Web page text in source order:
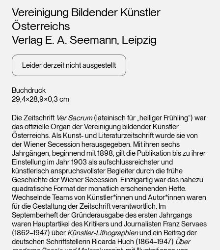
Buchdruck
29,4×28,9×0,3 cm
Künstler*innen
Vereinigung Bildender Künstler
Österreichs
Verlag E. A. Seemann, Leipzig
Leider derzeit nicht ausgestellt
Die Zeitschrift Ver Sacrum(lateinisch für „heiliger Frühling“) war
das offizielle Organ der Vereinigung bildender Künstler
Österreichs. Als Kunst- und Literaturzeitschrift wurde sie von
der Wiener Secession herausgegeben. Mit ihren sechs
Jahrgängen, beginnend mit 1898, gilt die Publikation bis zu ihrer
Einstellung im Jahr 1903 als aufschlussreichster und
künstlerisch anspruchsvollster Begleiter durch die frühe
Geschichte der Wiener Secession. Einzigartig war das nahezu
quadratische Format der monatlich erscheinenden Hefte.
Wechselnde Teams von Künstler*innen und Autor*innen waren
für die Gestaltung der Zeitschrift verantwortlich. Im
Septemberheft der Gründerausgabe des ersten Jahrgangs
waren Hauptartikel des Kritikers und Journalisten Franz Servaes
(1862–1947) über Künstler-Lithographienund ein Beitrag der
deutschen Schriftstellerin Ricarda Huch (1864–1947) Über